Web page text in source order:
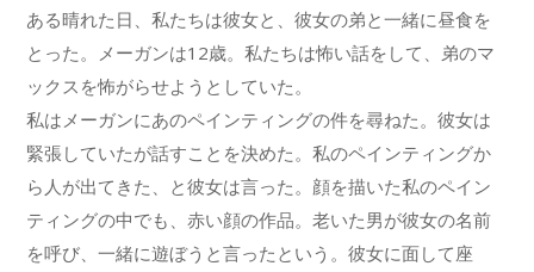
ある晴れた日、私たちは彼女と、彼女の弟と一緒に昼食を
とった。メーガンは12歳。私たちは怖い話をして、弟のマ
ックスを怖がらせようとしていた。
私はメーガンにあのペインティングの件を尋ねた。彼女は
緊張していたが話すことを決めた。私のペインティングか
ら人が出てきた、と彼女は言った。顔を描いた私のペイン
ティングの中でも、赤い顔の作品。老いた男が彼女の名前
を呼び、一緒に遊ぼうと言ったという。彼女に面して座